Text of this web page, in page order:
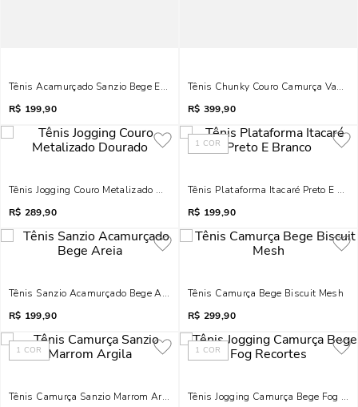
Tênis Acamurçado Sanzio Bege E Rosa
R$ 199,90
Tênis Chunky Couro Camurça
R$ 399,90
Tênis Jogging Couro Metalizado Dourado
R$ 289,90
1 COR
Tênis Plataforma Itacaré Preto E
R$ 199,90
Tênis Sanzio Acamurçado Bege Areia
R$ 199,90
Tênis Camurça Bege Biscuit Mesh
R$ 299,90
1 COR
Tênis Camurça Sanzio Marrom Argila
1 COR
Tênis Jogging Camurça Bege Fog